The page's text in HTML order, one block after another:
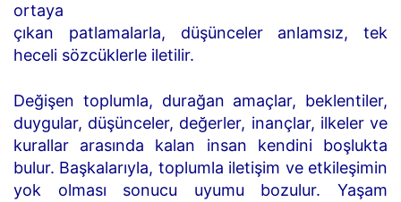
ortaya
çıkan patlamalarla, düşünceler anlamsız, tek
heceli sözcüklerle iletilir.
Değişen toplumla, durağan amaçlar, beklentiler,
duygular, düşünceler, değerler, inançlar, ilkeler ve
kurallar arasında kalan insan kendini boşlukta
bulur. Başkalarıyla, toplumla iletişim ve etkileşimin
yok olması sonucu uyumu bozulur. Yaşam